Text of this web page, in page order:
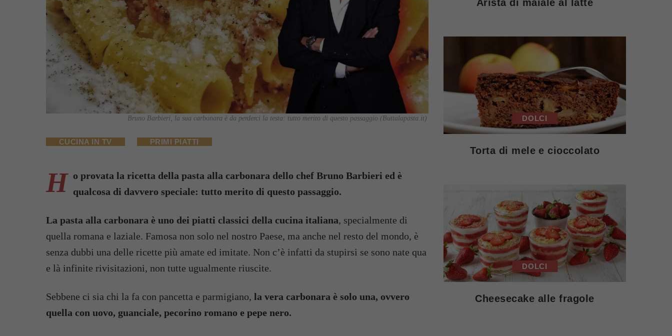
Bruno Barbieri, la sua carbonara è da perderci la testa: tutto merito di questo passaggio (Buttalapasta.it)
CUCINA IN TV PRIMI PIATTI
H o provata la ricetta della pasta alla carbonara dello chef Bruno Barbieri ed è
qualcosa di davvero speciale: tutto merito di questo passaggio.
La pasta alla carbonara è uno dei piatti classici della cucina italiana, specialmente di
quella romana e laziale. Famosa non solo nel nostro Paese, ma anche nel resto del mondo, è
senza dubbi una delle ricette più amate ed imitate. Non c’è infatti da stupirsi se sono nate qua
e là infinite rivisitazioni, non tutte ugualmente riuscite.
Sebbene ci sia chi la fa con pancetta e parmigiano, la vera carbonara è solo una, ovvero
quella con uovo, guanciale, pecorino romano e pepe nero.
Arista di maiale al latte
DOLCI
Torta di mele e cioccolato
DOLCI
Cheesecake alle fragole